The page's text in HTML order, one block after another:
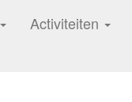
Activiteiten